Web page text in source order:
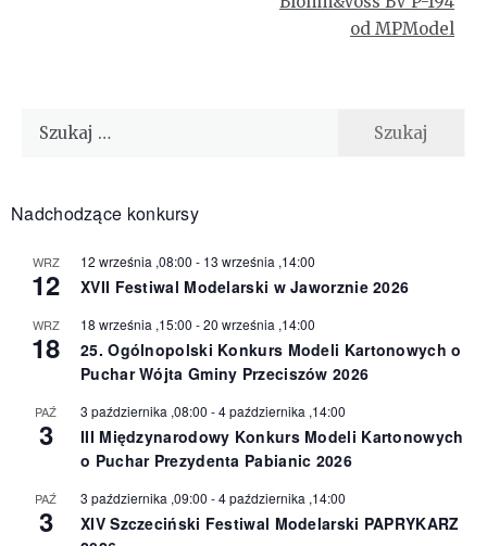
od MPModel
Szukaj:
Nadchodzące konkursy
WRZ
12
12 września ,08:00 - 13 września ,14:00
XVII Festiwal Modelarski w Jaworznie 2026
WRZ
18
18 września ,15:00 -20 września ,14:00
25. Ogólnopolski Konkurs Modeli Kartonowych o
Puchar Wójta Gminy Przeciszów 2026
PAŹ
3
3 października ,08:00 -4 października ,14:00
III Międzynarodowy Konkurs Modeli Kartonowych
o Puchar Prezydenta Pabianic 2026
PAŹ
3
3 października ,09:00 -4 października ,14:00
XIV Szczeciński Festiwal Modelarski PAPRYKARZ